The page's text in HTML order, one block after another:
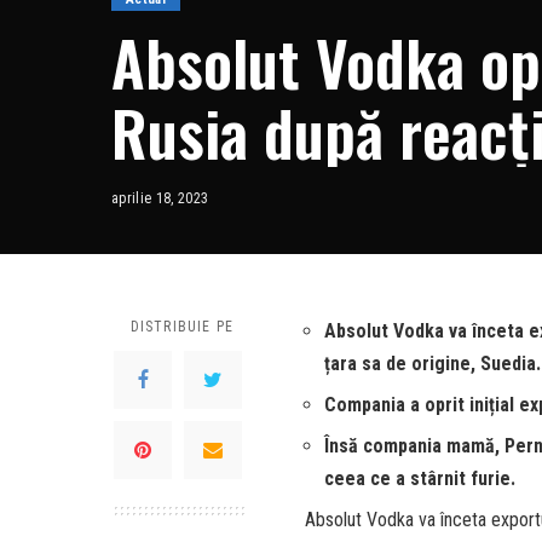
Absolut Vodka
Rusia după
aprilie 18, 2023
DISTRIBUIE PE
Absolut Vodka va înceta
țara sa de origine, Suedia.
Compania a oprit inițial
Însă compania mamă,
ceea ce a stârnit furie.
Absolut Vodka va înceta